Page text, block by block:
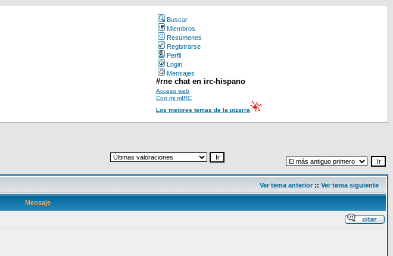
Buscar
Miembros
Resúmenes
Registrarse
Perfil
Login
Mensajes
#rne chat en irc-hispano
Acceso web
Con mi mIRC
Los mejores temas de la pizarra
Ver tema anterior:: Ver tema siguiente
Mensaje